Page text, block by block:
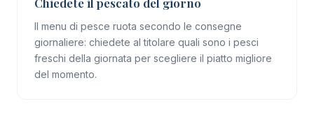
Il menu di pesce ruota secondo le consegne
giornaliere: chiedete al titolare quali sono i pesci
freschi della giornata per scegliere il piatto migliore
del momento.